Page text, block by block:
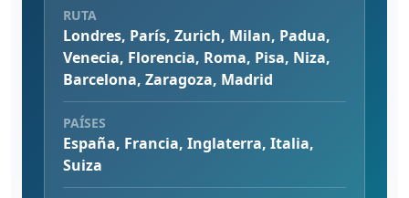
RUTA
Londres, París, Zurich, Milan, Padua,
Venecia, Florencia, Roma, Pisa, Niza,
Barcelona, Zaragoza, Madrid
PAÍSES
España, Francia, Inglaterra, Italia,
Suiza